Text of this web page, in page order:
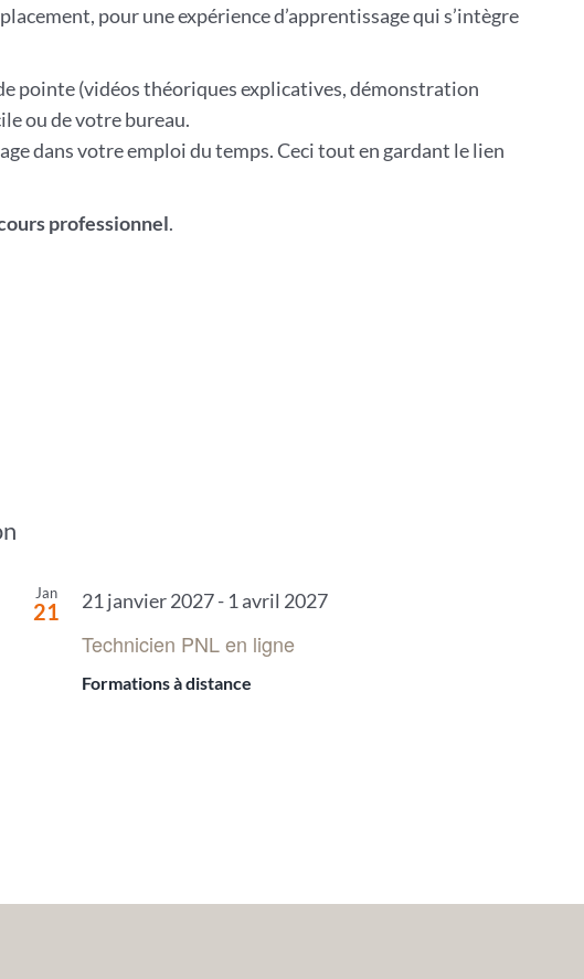
pour une expérience d’apprentissage qui s’intègre
pointe (vidéos théoriques explicatives, démonstration
ou de votre bureau.
dans votre emploi du temps. Ceci tout en gardant le lien
professionnel.
Jan
21 21 janvier 2027- 1 avril 2027
Technicien PNL en ligne
Formations à distance